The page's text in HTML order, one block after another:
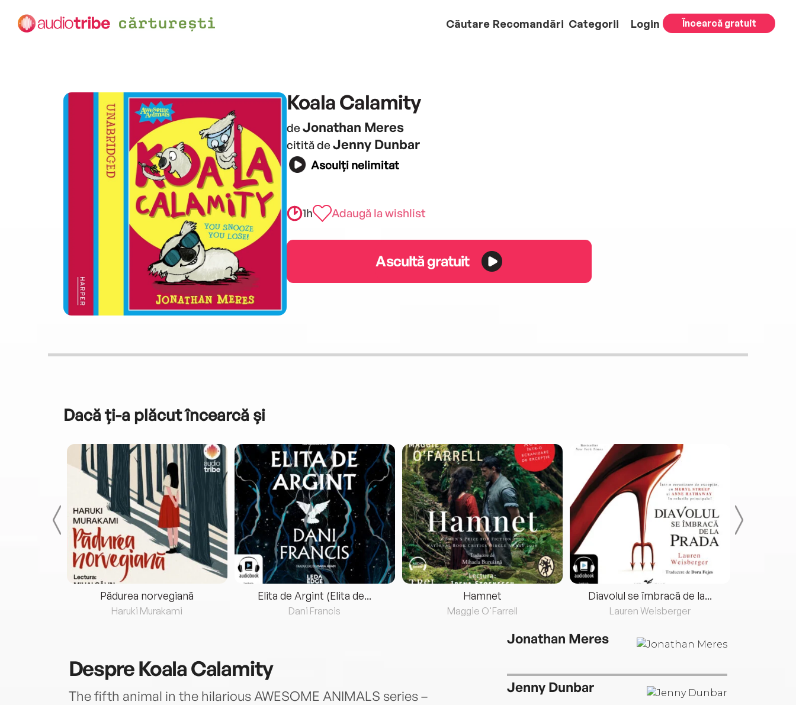
Căutare Recomandări Categorii Login Încearcă gratuit
Koala Calamity
de Jonathan Meres
citită de Jenny Dunbar
Asculți nelimitat
1h Adaugă la wishlist
Ascultă gratuit
Dacă ți-a plăcut încearcă și
Pădurea norvegiană
Haruki Murakami
Elita de Argint (Elita de...
Dani Francis
Hamnet
Maggie O'Farrell
Diavolul se îmbracă de la...
Lauren Weisberger
DespreKoala Calamity
The fifth animal in the hilarious AWESOME ANIMALS series –
Jonathan Meres
Jenny Dunbar